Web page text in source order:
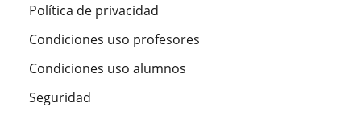
Política de privacidad
Condiciones uso profesores
Condiciones uso alumnos
Seguridad